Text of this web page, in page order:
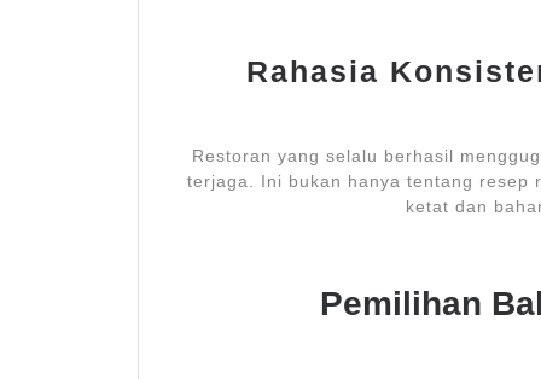
Rahasia
Restoran yang selalu berhasil
terjaga. Ini bukan hanya tentang
ketat dan
Pemilihan